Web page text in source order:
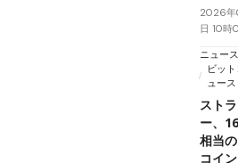
2026
日 10時
ニュース
ビッ
ュース
スト
ー、
相当
コイ